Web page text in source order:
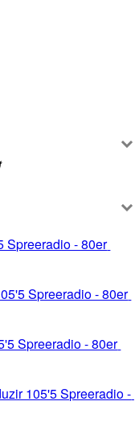
Spreeradio - 80er
Spreeradio - 80er
Spreeradio - 80er
105'5 Spreeradio -